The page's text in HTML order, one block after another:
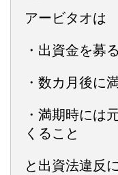
アービタオは
・出資金を募
・数カ月後に
・満期時には
くること
と出資法違反